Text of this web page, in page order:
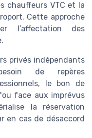
chauffeurs VTC et la
Cette approche
l’affectation des
privés indépendants
de repères
le bon de
face aux imprévus
la réservation
en cas de désaccord